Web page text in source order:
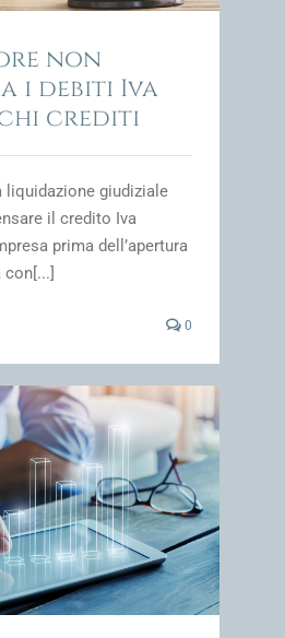
non
i debiti Iva
crediti
liquidazione giudiziale
il credito Iva
prima dell’apertura
0